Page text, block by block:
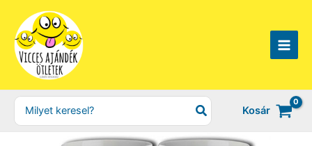
content
Search
for:
Kosár